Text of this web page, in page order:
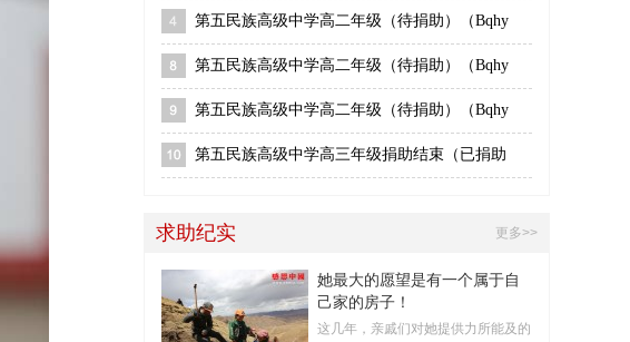
第五民族高级中学高二年级（待捐助）（Bqhy
第五民族高级中学高二年级（待捐助）（Bqhy
第五民族高级中学高二年级（待捐助）（Bqhy
第五民族高级中学高三年级捐助结束（已捐助
更多>>
求助纪实
她最大的愿望是有一个属于自
己家的房子！
这几年，亲戚们对她提供力所能及的